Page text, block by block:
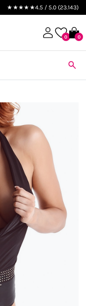
★★★★★4.5 / 5.0 (23.143)
0 0